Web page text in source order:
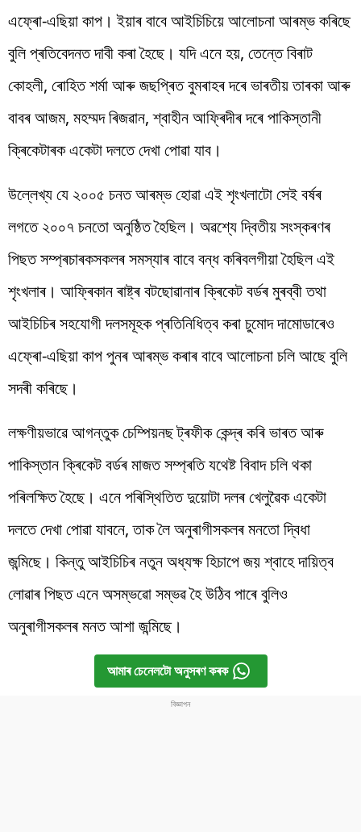
এফ্ৰো-এছিয়া কাপ। ইয়াৰ বাবে আইচিচিয়ে আলোচনা আৰম্ভ কৰিছে
বুলি প্ৰতিবেদনত দাবী কৰা হৈছে। যদি এনে হয়, তেন্তে বিৰাট
কোহলী, ৰোহিত শৰ্মা আৰু জছপ্ৰিত বুমৰাহৰ দৰে ভাৰতীয় তাৰকা আৰু
বাবৰ আজম, মহম্মদ ৰিজৱান, শ্বাহীন আফ্ৰিদীৰ দৰে পাকিস্তানী
ক্ৰিকেটাৰক একেটা দলতে দেখা পোৱা যাব।
উল্লেখ্য যে ২০০৫ চনত আৰম্ভ হোৱা এই শৃংখলাটো সেই বৰ্ষৰ
লগতে ২০০৭ চনতো অনুষ্ঠিত হৈছিল। অৱশ্যে দ্বিতীয় সংস্কৰণৰ
পিছত সম্প্ৰচাৰকসকলৰ সমস্যাৰ বাবে বন্ধ কৰিবলগীয়া হৈছিল এই
শৃংখলাৰ। আফ্ৰিকান ৰাষ্ট্ৰ বটছোৱানাৰ ক্ৰিকেট বৰ্ডৰ মুৰব্বী তথা
আইচিচিৰ সহযোগী দলসমূহক প্ৰতিনিধিত্ব কৰা চুমোদ দামোডাৰেও
এফ্ৰো-এছিয়া কাপ পুনৰ আৰম্ভ কৰাৰ বাবে আলোচনা চলি আছে বুলি
সদৰী কৰিছে।
লক্ষণীয়ভাৱে আগন্তুক চেম্পিয়নছ ট্ৰফীক কেন্দ্ৰ কৰি ভাৰত আৰু
পাকিস্তান ক্ৰিকেট বৰ্ডৰ মাজত সম্প্ৰতি যথেষ্ট বিবাদ চলি থকা
পৰিলক্ষিত হৈছে। এনে পৰিস্থিতিত দুয়োটা দলৰ খেলুৱৈক একেটা
দলতে দেখা পোৱা যাবনে, তাক লৈ অনুৰাগীসকলৰ মনতো দ্বিধা
জন্মিছে। কিন্তু আইচিচিৰ নতুন অধ্যক্ষ হিচাপে জয় শ্বাহে দায়িত্ব
লোৱাৰ পিছত এনে অসম্ভৱো সম্ভৱ হৈ উঠিব পাৰে বুলিও
অনুৰাগীসকলৰ মনত আশা জন্মিছে।
আমাৰ চেনেলটো অনুসৰণ কৰক